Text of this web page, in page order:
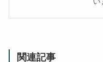
関連記事